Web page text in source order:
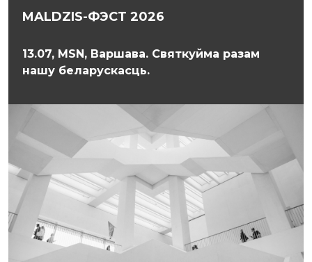
MALDZIS-ФЭСТ 2026
13.07, MSN, Варшава. Святкуйма разам
нашу беларускасць.